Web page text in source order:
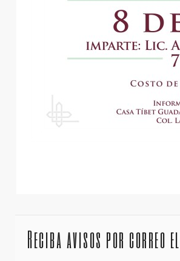
Reciba avisos por correo